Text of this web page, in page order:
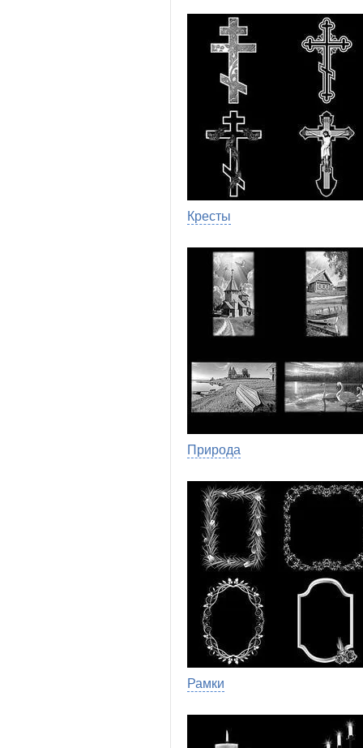
Кресты
Природа
Рамки